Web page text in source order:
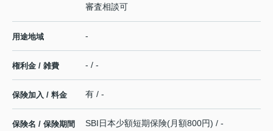
審査相談可
用途地域 -
権利金 / 雑費 - / -
保険加入 / 料金 有 / -
保険名 / 保険期間 SBI日本少額短期保険(月額800円) / -